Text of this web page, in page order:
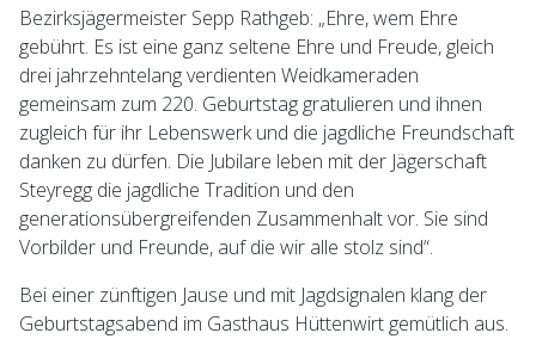
Bezirksjägermeister Sepp Rathgeb: „Ehre, wem Ehre
gebührt. Es ist eine ganz seltene Ehre und Freude, gleich
drei jahrzehntelang verdienten Weidkameraden
gemeinsam zum 220. Geburtstag gratulieren und ihnen
zugleich für ihr Lebenswerk und die jagdliche Freundschaft
danken zu dürfen. Die Jubilare leben mit der Jägerschaft
Steyregg die jagdliche Tradition und den
generationsübergreifenden Zusammenhalt vor. Sie sind
Vorbilder und Freunde, auf die wir alle stolz sind“.
Bei einer zünftigen Jause und mit Jagdsignalen klang der
Geburtstagsabend im Gasthaus Hüttenwirt gemütlich aus.